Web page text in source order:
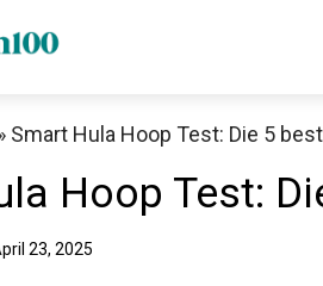
Smart Hula Hoop Test: Die 5
Hoop Test:
23, 2025